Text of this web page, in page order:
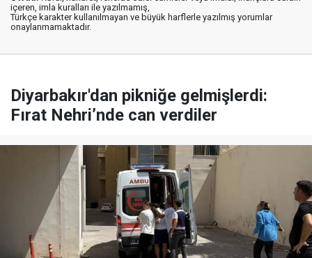
içeren, imla kuralları ile yazılmamış,
Türkçe karakter kullanılmayan ve büyük harflerle yazılmış yorumlar
onaylanmamaktadır.
Diyarbakır'dan pikniğe gelmişlerdi:
Fırat Nehri’nde can verdiler